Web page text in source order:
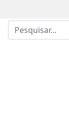
Busca